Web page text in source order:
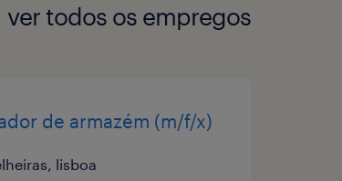
ver todos os empregos
de armazém (m/f/x)
lisboa